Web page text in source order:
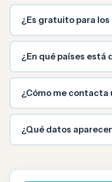
¿Es gratuito para
¿En qué países está
¿Cómo me contacta
¿Qué datos